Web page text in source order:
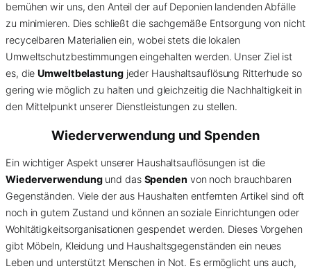
bemühen wir uns, den Anteil der auf Deponien landenden Abfälle
zu minimieren. Dies schließt die sachgemäße Entsorgung von nicht
recycelbaren Materialien ein, wobei stets die lokalen
Umweltschutzbestimmungen eingehalten werden. Unser Ziel ist
es, dieUmweltbelastungjeder Haushaltsauflösung Ritterhude so
gering wie möglich zu halten und gleichzeitig die Nachhaltigkeit in
den Mittelpunkt unserer Dienstleistungen zu stellen.
Wiederverwendung und Spenden
Ein wichtiger Aspekt unserer Haushaltsauflösungen ist die
Wiederverwendungund das Spenden von noch brauchbaren
Gegenständen. Viele der aus Haushalten entfernten Artikel sind oft
noch in gutem Zustand und können an soziale Einrichtungen oder
Wohltätigkeitsorganisationen gespendet werden. Dieses Vorgehen
gibt Möbeln, Kleidung und Haushaltsgegenständen ein neues
Leben und unterstützt Menschen in Not. Es ermöglicht uns auch,